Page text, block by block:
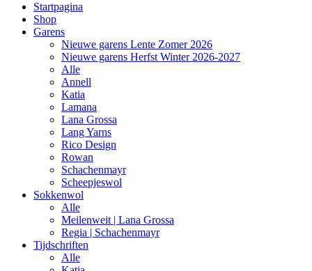
Startpagina
Shop
Garens
Nieuwe garens Lente Zomer 2026
Nieuwe garens Herfst Winter 2026-2027
Alle
Annell
Katia
Lamana
Lana Grossa
Lang Yarns
Rico Design
Rowan
Schachenmayr
Scheepjeswol
Sokkenwol
Alle
Meilenweit | Lana Grossa
Regia | Schachenmayr
Tijdschriften
Alle